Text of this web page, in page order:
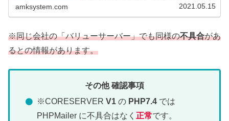
amksystem.com 2021.05.15
※同じ会社の「バリューサーバー」でも同様の不具合があ
るとの情報があります。
その他 確認事項
※CORESERVERV1 の PHP7.4 では
PHPMailer に不具合はなく 正常です。